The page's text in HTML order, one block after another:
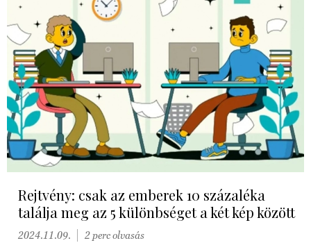
Rejtvény: csak az emberek 10 százaléka
találja meg az 5 különbséget a két kép között
2024.11.09. 2 perc olvasás